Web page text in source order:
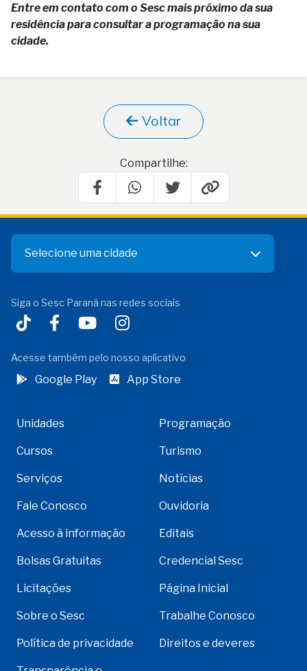
Entre em contato com o Sesc mais próximo da sua
residência para consultar a programação na sua
cidade.
Voltar
Compartilhe:
Selecione uma cidade
Siga o Sesc Paraná nas redes sociais
Acesse também pelo nosso aplicativo
Google Play App Store
Unidades Programação
Cursos Turismo
Serviços Notícias
Fale Conosco Ouvidoria
Acesso à informação Editais
Bolsas Gratuitas Credencial Sesc
Licitações Página Inicial
Sobre o Sesc Trabalhe Conosco
Política de privacidade Direitos e deveres